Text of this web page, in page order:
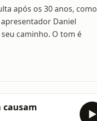
após os 30 anos, como
Daniel
caminho. O tom é